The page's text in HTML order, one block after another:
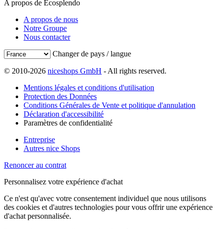
A propos de Ecosplendo
A propos de nous
Notre Groupe
Nous contacter
Changer de pays / langue
© 2010-2026 niceshops GmbH - All rights reserved.
Mentions légales et conditions d'utilisation
Protection des Données
Conditions Générales de Vente et politique d'annulation
Déclaration d'accessibilité
Paramètres de confidentialité
Entreprise
Autres nice Shops
Renoncer au contrat
Personnalisez votre expérience d'achat
Ce n'est qu'avec votre consentement individuel que nous utilisons
des cookies et d'autres technologies pour vous offrir une expérience
d'achat personnalisée.